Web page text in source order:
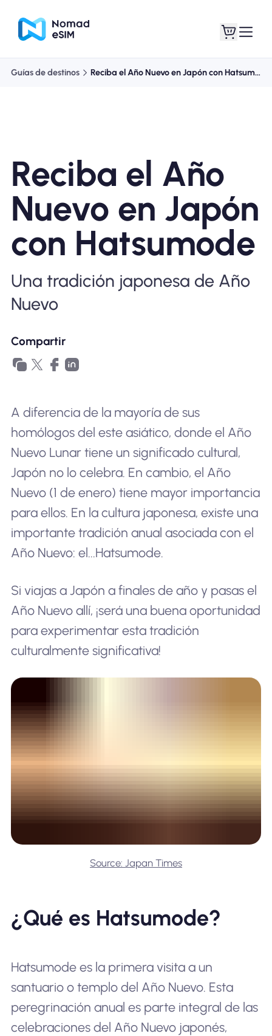
Planes de la tienda
Acerca de eSIM
Por qué la eSIM Nomad
Usando una eSIM
Guías de destinos Reciba el Año Nuevo en Japón con Hatsumode
Reciba el Año
Nuevo en Japón
con Hatsumode
Una tradición japonesa de Año
Nuevo
Compartir
A diferencia de la mayoría de sus
homólogos del este asiático, donde el Año
Nuevo Lunar tiene un significado cultural,
Japón no lo celebra. En cambio, el Año
Nuevo (1 de enero) tiene mayor importancia
para ellos. En la cultura japonesa, existe una
importante tradición anual asociada con el
Año Nuevo: el...Hatsumode.
Si viajas a Japón a finales de año y pasas el
Año Nuevo allí, ¡será una buena oportunidad
para experimentar esta tradición
culturalmente significativa!
Source: Japan Times
¿Qué es Hatsumode?
Hatsumode es la primera visita a un
santuario o templo del Año Nuevo. Esta
peregrinación anual es parte integral de las
celebraciones del Año Nuevo japonés,